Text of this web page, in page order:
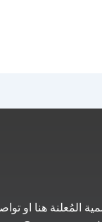
المُعلنة هنا او